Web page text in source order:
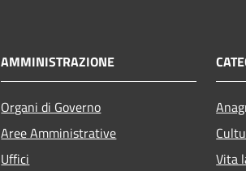
AMMINISTRAZIONE
Organi di Governo
Aree Amministrative
Uffici
Vita